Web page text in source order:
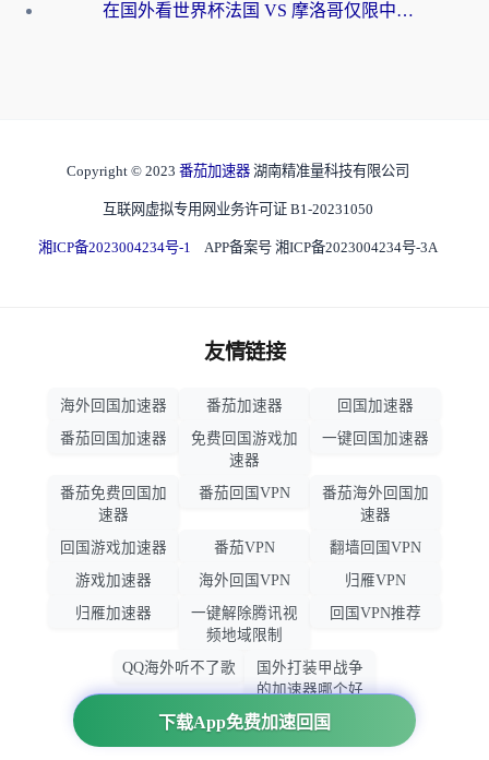
在国外看世界杯法国 VS 摩洛哥仅限中国大陆？海外党这样看中文解说赛事不卡顿
下载App免费加速回国
Copyright © 2023 番茄加速器 湖南精准量科技有限公司
互联网虚拟专用网业务许可证 B1-20231050
湘ICP备2023004234号-1 APP备案号 湘ICP备2023004234号-3A
友情链接
海外回国加速器 番茄加速器
回国加速器
番茄回国加速器
免费回国游戏加
速器
一键回国加速器
番茄免费回国加
速器
番茄回国VPN
番茄海外回国加
速器
回国游戏加速器
番茄VPN
翻墙回国VPN
游戏加速器
海外回国VPN
归雁VPN
归雁加速器
一键解除腾讯视
频地域限制
回国VPN推荐
QQ海外听不了歌
国外打装甲战争
的加速器哪个好
用